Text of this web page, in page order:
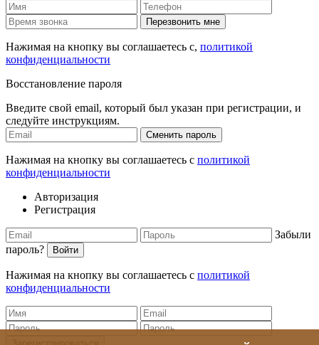
Перезвонить мне
Нажимая на кнопку вы соглашаетесь с, политикой
конфиденциальности
Восстановление пароля
Введите свой email, который был указан при регистрации, и
следуйте инструкциям.
Сменить пароль
Нажимая на кнопку вы соглашаетесь с политикой
конфиденциальности
Авторизация
Регистрация
Забыли
пароль?
Войти
Нажимая на кнопку вы соглашаетесь с политикой
конфиденциальности